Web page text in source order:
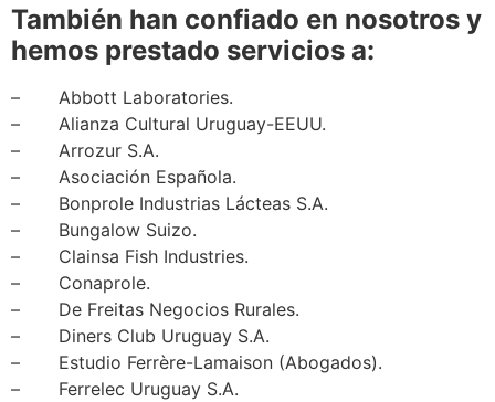
También han confiado en nosotros y
hemos prestado servicios a:
– Abbott Laboratories.
– Alianza Cultural Uruguay-EEUU.
– Arrozur S.A.
– Asociación Española.
– Bonprole Industrias Lácteas S.A.
– Bungalow Suizo.
– Clainsa Fish Industries.
– Conaprole.
– De Freitas Negocios Rurales.
– Diners Club Uruguay S.A.
– Estudio Ferrère-Lamaison (Abogados).
– Ferrelec Uruguay S.A.